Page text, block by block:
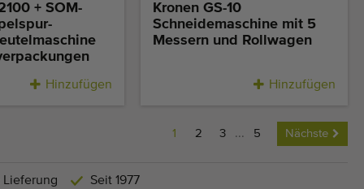
+ SOM-
Hinzufügen
Kronen GS-10
Schneidemaschine mit 5
Messern und Rollwagen
Hinzufügen
1 2 3 ... 5 Nächste
Seit 1977